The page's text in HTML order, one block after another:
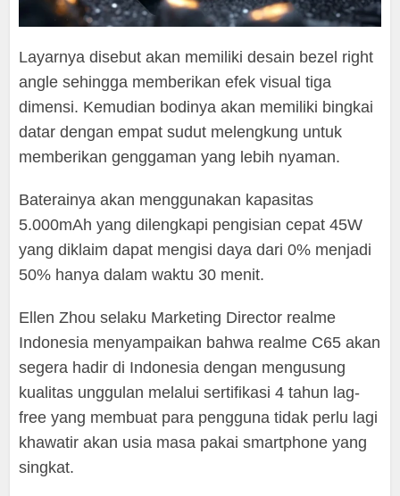
Layarnya disebut akan memiliki desain bezel right
angle sehingga memberikan efek visual tiga
dimensi. Kemudian bodinya akan memiliki bingkai
datar dengan empat sudut melengkung untuk
memberikan genggaman yang lebih nyaman.
Baterainya akan menggunakan kapasitas
5.000mAh yang dilengkapi pengisian cepat 45W
yang diklaim dapat mengisi daya dari 0% menjadi
50% hanya dalam waktu 30 menit.
Ellen Zhou selaku Marketing Director realme
Indonesia menyampaikan bahwa realme C65 akan
segera hadir di Indonesia dengan mengusung
kualitas unggulan melalui sertifikasi 4 tahun lag-
free yang membuat para pengguna tidak perlu lagi
khawatir akan usia masa pakai smartphone yang
singkat.